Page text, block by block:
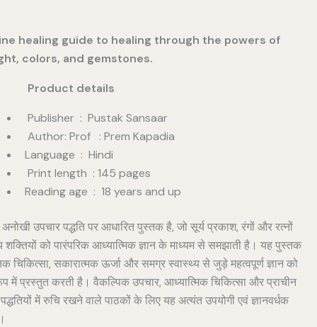
healing guide to healing through the powers of
colors, and gemstones.
details
Publisher ‏ : ‎ Pustak Sansaar
Author: Prof : Prem Kapadia
Language ‏ : ‎ Hindi
Print length ‏ : ‎145 pages
Reading age ‏ : ‎ 18 years and up
उपचार पद्धति पर आधारित पुस्तक है, जो सूर्य प्रकाश, रंगों और रत्नों
शक्तियों को पारंपरिक आध्यात्मिक ज्ञान के माध्यम से समझाती है। यह पुस्तक
चिकित्सा, सकारात्मक ऊर्जा और समग्र स्वास्थ्य से जुड़े महत्वपूर्ण ज्ञान को
में प्रस्तुत करती है। वैकल्पिक उपचार, आध्यात्मिक चिकित्सा और प्राचीन
में रुचि रखने वाले पाठकों के लिए यह अत्यंत उपयोगी एवं ज्ञानवर्धक